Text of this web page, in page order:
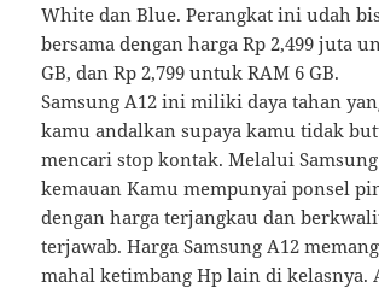
White dan Blue. Perangkat ini udah
bersama dengan harga Rp 2,499 juta
GB, dan Rp 2,799 untuk RAM 6 GB.
Samsung A12 ini miliki daya tahan
kamu andalkan supaya kamu tidak
mencari stop kontak. Melalui Samsung
kemauan Kamu mempunyai ponsel
dengan harga terjangkau dan
terjawab. Harga Samsung A12
mahal ketimbang Hp lain di kelasnya.